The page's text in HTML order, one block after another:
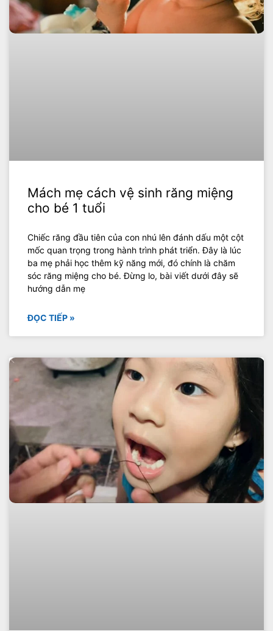
Mách mẹ cách vệ sinh răng miệng
cho bé 1 tuổi
Chiếc răng đầu tiên của con nhú lên đánh dấu một cột
mốc quan trọng trong hành trình phát triển. Đây là lúc
ba mẹ phải học thêm kỹ năng mới, đó chính là chăm
sóc răng miệng cho bé. Đừng lo, bài viết dưới đây sẽ
hướng dẫn mẹ
ĐỌC TIẾP »